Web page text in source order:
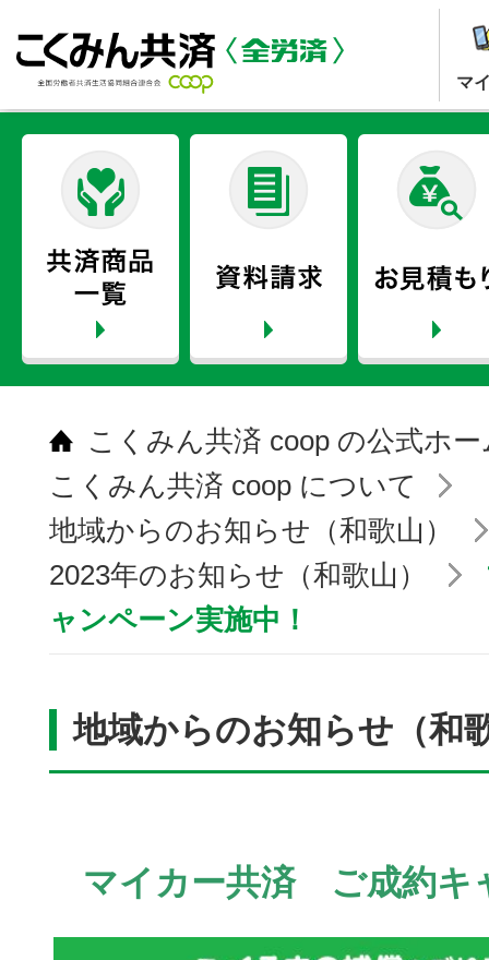
マ
こくみん共済 coop の公式ホ
こくみん共済 coop について
地域からのお知らせ（和歌山）
2023年のお知らせ（和歌山）
ャンペーン実施中！
地域からのお知らせ（和
マイカー共済 ご成約キ